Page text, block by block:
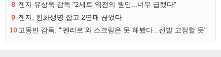
8 젠지 유상욱 감독 "2세트 역전의 원인...너무 급했다"
9 젠지, 한화생명 잡고 2연패 끊었다
10 고동빈 감독, "'펜리르'와 스크림은 못 해봤다...선발 고정할 듯"